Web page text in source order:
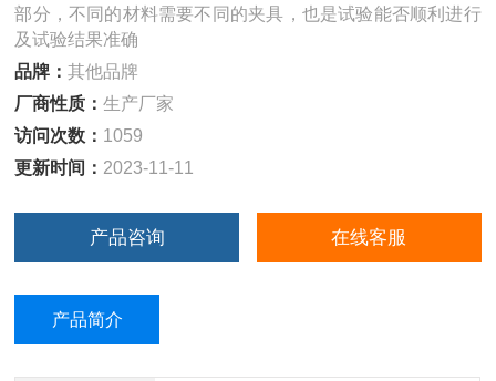
部分，不同的材料需要不同的夹具，也是试验能否顺利进行
及试验结果准确
品牌：其他品牌
厂商性质：生产厂家
访问次数： 1059
更新时间： 2023-11-11
产品咨询 在线客服
产品简介